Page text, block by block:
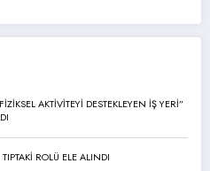
AKTİVİTEYİ DESTEKLEYEN İŞ YERİ”
ROLÜ ELE ALINDI